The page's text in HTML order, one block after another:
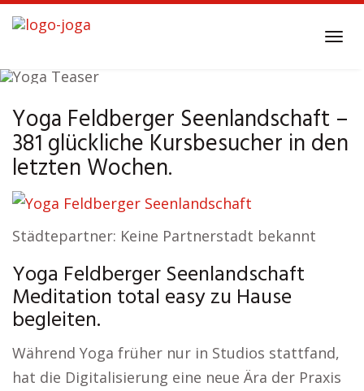
Skip
to
content
Yoga Feldberger Seenlandschaft
Yoga Feldberger Seenlandschaft –
381 glückliche Kursbesucher in den
letzten Wochen.
Städtepartner: Keine Partnerstadt bekannt
Yoga Feldberger Seenlandschaft
Meditation total easy zu Hause
begleiten.
Während Yoga früher nur in Studios stattfand,
hat die Digitalisierung eine neue Ära der Praxis